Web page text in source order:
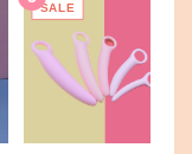
SALE